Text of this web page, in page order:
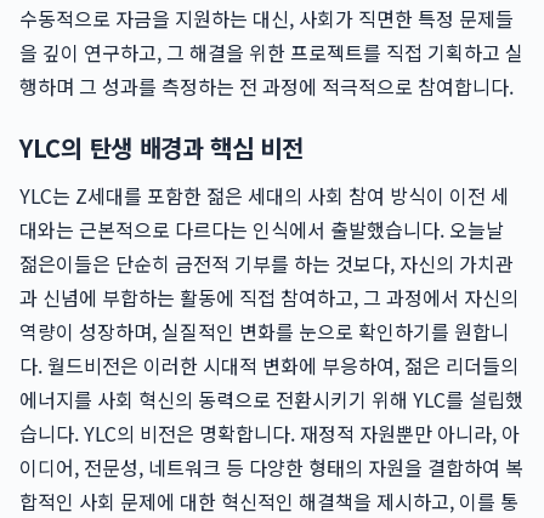
수동적으로 자금을 지원하는 대신, 사회가 직면한 특정 문제들
을 깊이 연구하고, 그 해결을 위한 프로젝트를 직접 기획하고 실
행하며 그 성과를 측정하는 전 과정에 적극적으로 참여합니다.
YLC의 탄생 배경과 핵심 비전
YLC는 Z세대를 포함한 젊은 세대의 사회 참여 방식이 이전 세
대와는 근본적으로 다르다는 인식에서 출발했습니다. 오늘날
젊은이들은 단순히 금전적 기부를 하는 것보다, 자신의 가치관
과 신념에 부합하는 활동에 직접 참여하고, 그 과정에서 자신의
역량이 성장하며, 실질적인 변화를 눈으로 확인하기를 원합니
다. 월드비전은 이러한 시대적 변화에 부응하여, 젊은 리더들의
에너지를 사회 혁신의 동력으로 전환시키기 위해 YLC를 설립했
습니다. YLC의 비전은 명확합니다. 재정적 자원뿐만 아니라, 아
이디어, 전문성, 네트워크 등 다양한 형태의 자원을 결합하여 복
합적인 사회 문제에 대한 혁신적인 해결책을 제시하고, 이를 통